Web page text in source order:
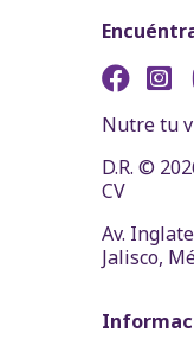
Nutre tu
D.R. ©
CV
Av.
Jalisco,